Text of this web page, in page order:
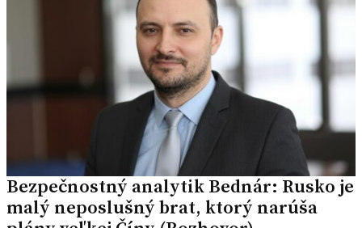
Bezpečnostný analytik Bednár: Rusko je
malý neposlušný brat, ktorý narúša